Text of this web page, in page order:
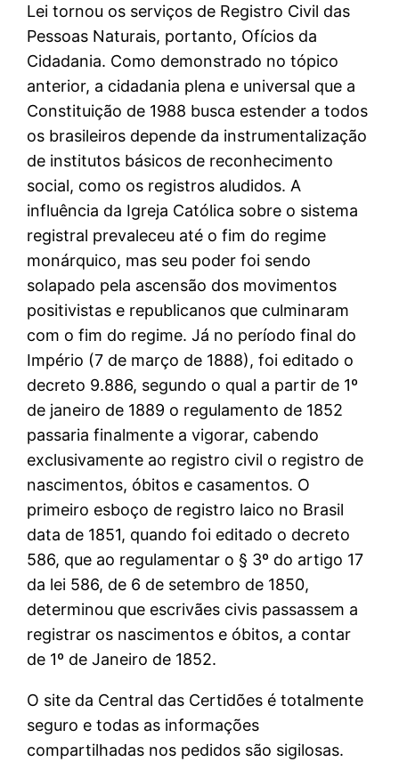
Lei tornou os serviços de Registro Civil das
Pessoas Naturais, portanto, Ofícios da
Cidadania. Como demonstrado no tópico
anterior, a cidadania plena e universal que a
Constituição de 1988 busca estender a todos
os brasileiros depende da instrumentalização
de institutos básicos de reconhecimento
social, como os registros aludidos. A
influência da Igreja Católica sobre o sistema
registral prevaleceu até o fim do regime
monárquico, mas seu poder foi sendo
solapado pela ascensão dos movimentos
positivistas e republicanos que culminaram
com o fim do regime. Já no período final do
Império (7 de março de 1888), foi editado o
decreto 9.886, segundo o qual a partir de 1º
de janeiro de 1889 o regulamento de 1852
passaria finalmente a vigorar, cabendo
exclusivamente ao registro civil o registro de
nascimentos, óbitos e casamentos. O
primeiro esboço de registro laico no Brasil
data de 1851, quando foi editado o decreto
586, que ao regulamentar o § 3º do artigo 17
da lei 586, de 6 de setembro de 1850,
determinou que escrivães civis passassem a
registrar os nascimentos e óbitos, a contar
de 1º de Janeiro de 1852.
O site da Central das Certidões é totalmente
seguro e todas as informações
compartilhadas nos pedidos são sigilosas.